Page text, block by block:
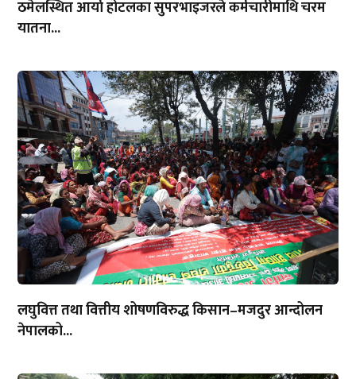
ठमेलस्थित आर्या होटलका सुपरभाइजरले कर्मचारीमाथि चरम
यातना...
लघुवित्त तथा वित्तीय शोषणविरुद्ध किसान–मजदुर आन्दोलन
नेपालको...